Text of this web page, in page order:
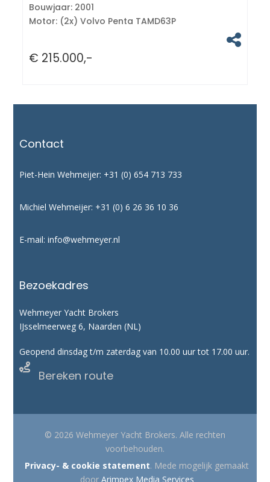
Bouwjaar: 2001
Motor: (2x) Volvo Penta TAMD63P
€ 215.000,-
Contact
Piet-Hein Wehmeijer: +31 (0) 654 713 733
Michiel Wehmeijer: +31 (0) 6 26 36 10 36
E-mail: info@wehmeyer.nl
Bezoekadres
Wehmeyer Yacht Brokers
IJsselmeerweg 6, Naarden (NL)
Geopend dinsdag t/m zaterdag van 10.00 uur tot 17.00 uur.

Bereken route
© 2026 Wehmeyer Yacht Brokers. Alle rechten
voorbehouden.
Privacy- & cookie statement. Mede mogelijk gemaakt
door Arimpex Media Services